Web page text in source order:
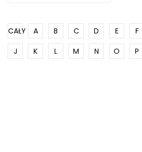
CAŁY A B C D E F
J
K L M N O P